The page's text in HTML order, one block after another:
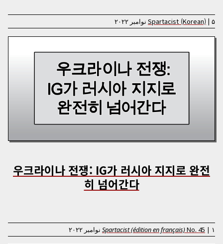
Spartacist (Korean) | ۵ نوامبر ۲۰۲۲
우크라이나 전쟁: IG가 러시아 지지로 완전
히 넘어간다
Spartacist (édition en français)No. 45 | ۱ نوامبر ۲۰۲۲